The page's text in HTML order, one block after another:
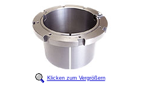
Klicken zum Vergrößern